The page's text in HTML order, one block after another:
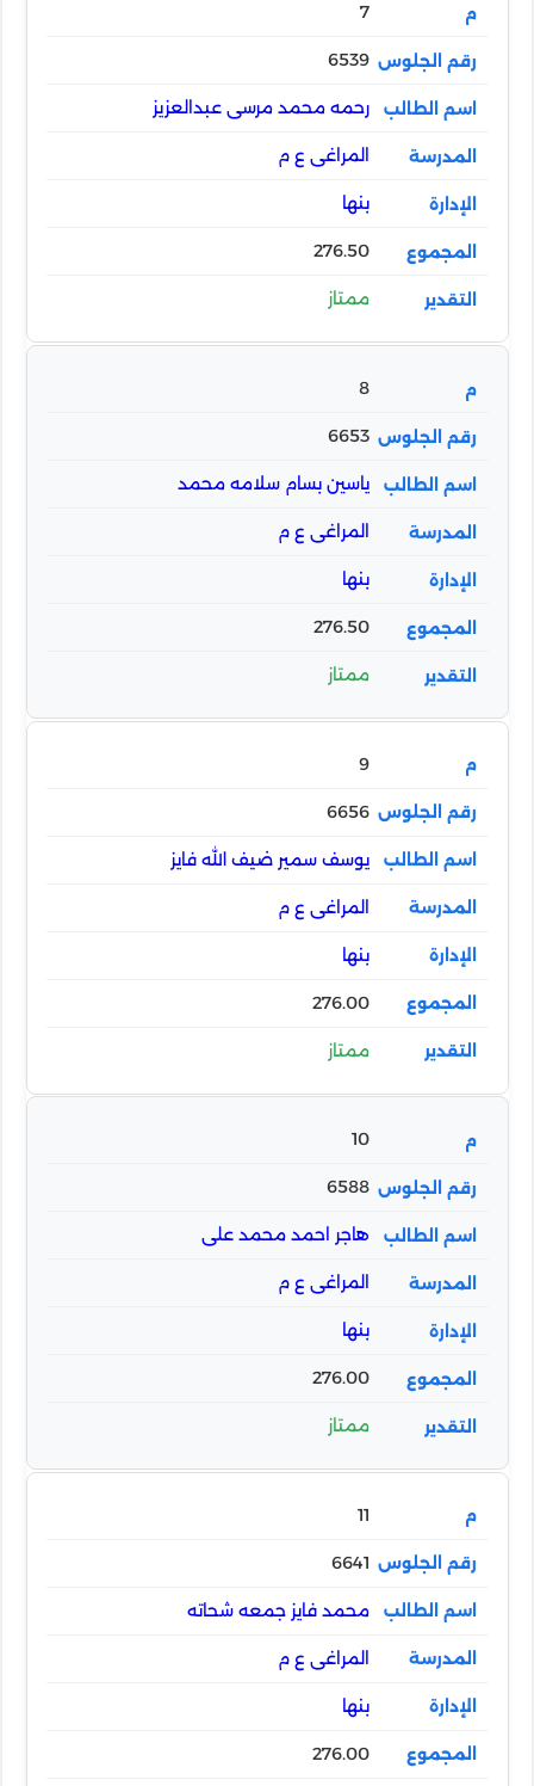
7
6539
رحمه محمد مرسى عبدالعزيز
المراغى ع م
بنها
276.50
ممتاز
8
6653
ياسين بسام سلامه محمد
المراغى ع م
بنها
276.50
ممتاز
9
6656
يوسف سمير ضيف الله فايز
المراغى ع م
بنها
276.00
ممتاز
10
6588
هاجر احمد محمد على
المراغى ع م
بنها
276.00
ممتاز
11
6641
محمد فايز جمعه شحاته
المراغى ع م
بنها
276.00